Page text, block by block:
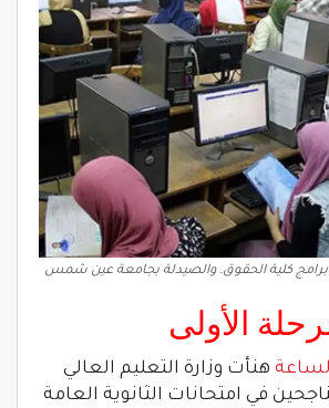
الأولى
هنأت وزارة التعليم العالي
في امتحانات الثانوية العامة